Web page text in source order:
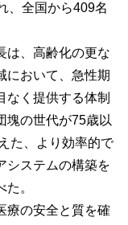
、全国から409名
は、高齢化の更な
において、急性期
なく提供する体制
塊の世代が75歳以
た、より効率的で
システムの構築を
。
療の安全と質を確